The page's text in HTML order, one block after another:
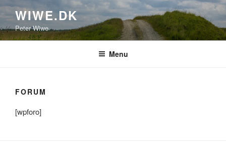
Videre
indhold
WIWE.DK
Peter Wiwe
Menu
FORUM
[wpforo]